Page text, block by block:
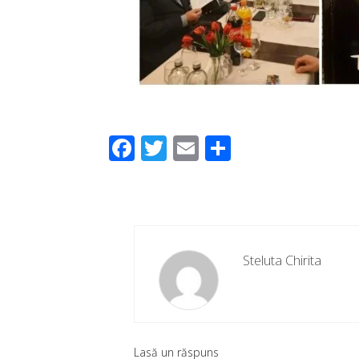
Facebook
Twitter
Email
Steluta Chirita
Lasă un răspuns